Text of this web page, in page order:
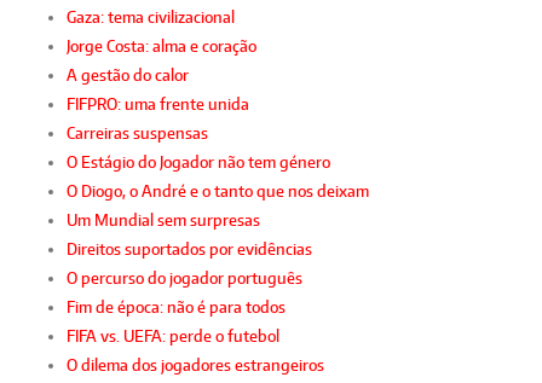
Gaza: tema civilizacional
Jorge Costa: alma e coração
A gestão do calor
FIFPRO: uma frente unida
Carreiras suspensas
O Estágio do Jogador não tem género
O Diogo, o André e o tanto que nos deixam
Um Mundial sem surpresas
Direitos suportados por evidências
O percurso do jogador português
Fim de época: não é para todos
FIFA vs. UEFA: perde o futebol
O dilema dos jogadores estrangeiros